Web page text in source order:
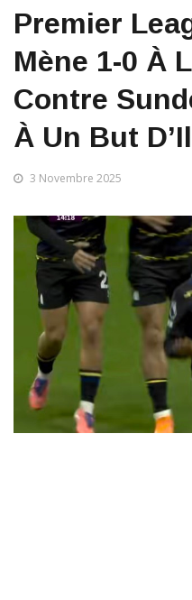
Premier
Mène 1-0 À
Contre
À Un But
3 Novembre 2025